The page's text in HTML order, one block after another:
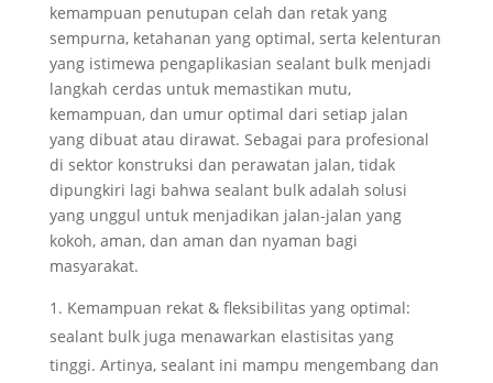
kemampuan penutupan celah dan retak yang
sempurna, ketahanan yang optimal, serta kelenturan
yang istimewa pengaplikasian sealant bulk menjadi
langkah cerdas untuk memastikan mutu,
kemampuan, dan umur optimal dari setiap jalan
yang dibuat atau dirawat. Sebagai para profesional
di sektor konstruksi dan perawatan jalan, tidak
dipungkiri lagi bahwa sealant bulk adalah solusi
yang unggul untuk menjadikan jalan-jalan yang
kokoh, aman, dan aman dan nyaman bagi
masyarakat.
Kemampuan rekat & fleksibilitas yang optimal:
sealant bulk juga menawarkan elastisitas yang
tinggi. Artinya, sealant ini mampu mengembang dan